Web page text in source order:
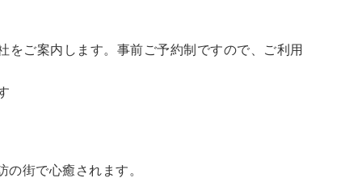
をご案内します。 事前ご予約制ですので、ご利用
の街で心癒されます。